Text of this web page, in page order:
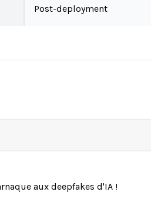
Post-deployment
aux deepfakes d'IA !